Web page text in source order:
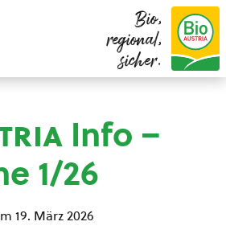
Bio,
regional,
sicher.
Info –
1/26
19. März 2026